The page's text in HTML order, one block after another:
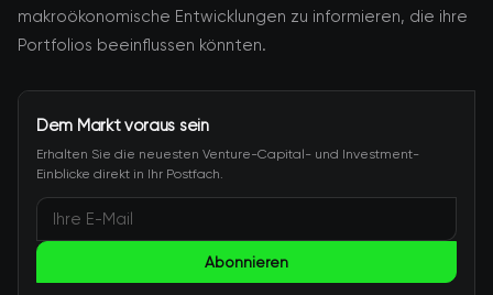
makroökonomische Entwicklungen zu informieren, die ihre
Portfolios beeinflussen könnten.
Dem Markt voraus sein
Erhalten Sie die neuesten Venture-Capital- und Investment-
Einblicke direkt in Ihr Postfach.
Abonnieren